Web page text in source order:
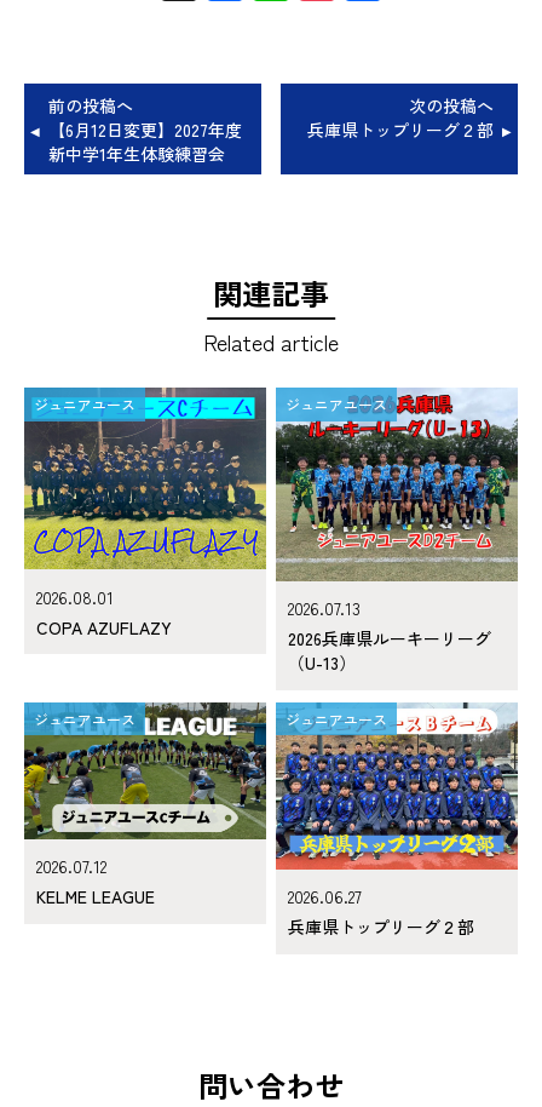
前の投稿へ
【6月12日変更】2027年度
新中学1年生体験練習会
次の投稿へ
兵庫県トップリーグ２部
関連記事
Related article
ジュニアユース
2026.08.01
COPA AZUFLAZY
ジュニアユース
2026.07.13
2026兵庫県ルーキーリーグ
（U-13）
ジュニアユース
2026.07.12
KELME LEAGUE
ジュニアユース
2026.06.27
兵庫県トップリーグ２部
問い合わせ